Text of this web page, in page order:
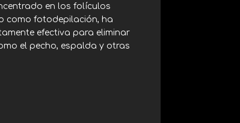
en los folículos
como fotodepilación, ha
efectiva para eliminar
el pecho, espalda y otras